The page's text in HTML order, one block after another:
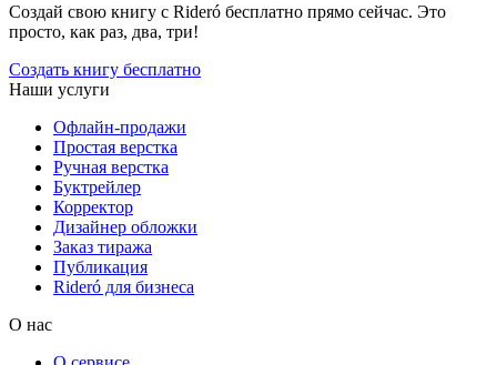
Создай свою книгу с Rideró бесплатно прямо сейчас. Это
просто, как раз, два, три!
Создать книгу бесплатно
Наши услуги
Офлайн-продажи
Простая верстка
Ручная верстка
Буктрейлер
Корректор
Дизайнер обложки
Заказ тиража
Публикация
Rideró для бизнеса
О нас